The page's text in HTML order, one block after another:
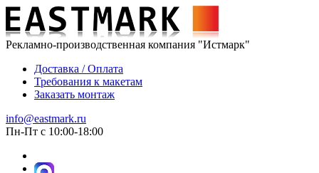
Рекламно-производственная компания "Истмарк"
Доставка / Оплата
Требования к макетам
Заказать монтаж
info@eastmark.ru
Пн-Пт с 10:00-18:00